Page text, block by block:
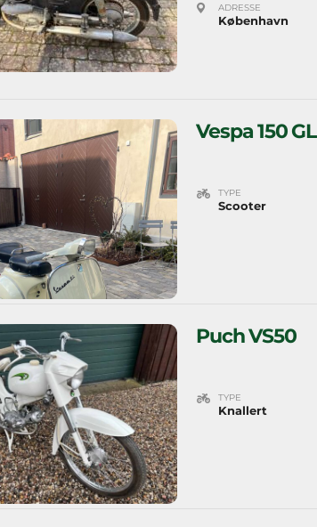
ADRESSE
København
Vespa 150 GL
TYPE
Scooter
Puch VS50
TYPE
Knallert